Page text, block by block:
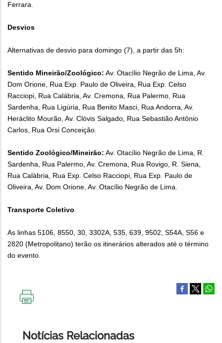
Ferrara.
Desvios
Alternativas de desvio para domingo (7), a partir das 5h:
Sentido Mineirão/Zoológico: Av. Otacílio Negrão de Lima, Av.
Dom Orione, Rua Exp. Paulo de Oliveira, Rua Exp. Celso
Racciopi, Rua Calábria, Av. Cremona, Rua Palermo, Rua
Sardenha, Rua Ligúria, Rua Benito Masci, Rua Andorra, Av.
Heráclito Mourão, Av. Clóvis Salgado, Rua Sebastião Antônio
Carlos, Rua Orsi Conceição.
Sentido Zoológico/Mineirão: Av. Otacílio Negrão de Lima, R.
Sardenha, Rua Palermo, Av. Cremona, Rua Rovigo, R. Siena,
Rua Calábria, Rua Exp. Celso Racciopi, Rua Exp. Paulo de
Oliveira, Av. Dom Orione, Av. Otacílio Negrão de Lima.
Transporte Coletivo
As linhas 5106, 8550, 30, 3302A, 535, 639, 9502, S54A, S56 e
2820 (Metropolitano) terão os itinerários alterados até o término
do evento.
Notícias Relacionadas